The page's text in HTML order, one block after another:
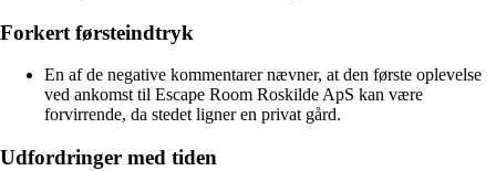
Forkert førsteindtryk
En af de negative kommentarer nævner, at den første oplevelse
ved ankomst til Escape Room Roskilde ApS kan være
forvirrende, da stedet ligner en privat gård.
Udfordringer med tiden